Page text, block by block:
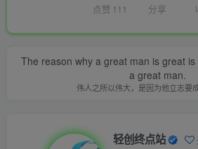
点赞 111 分享
The reason why a great man is great
a great man.
伟人之所以伟大，是因为他立志要
轻创终点站